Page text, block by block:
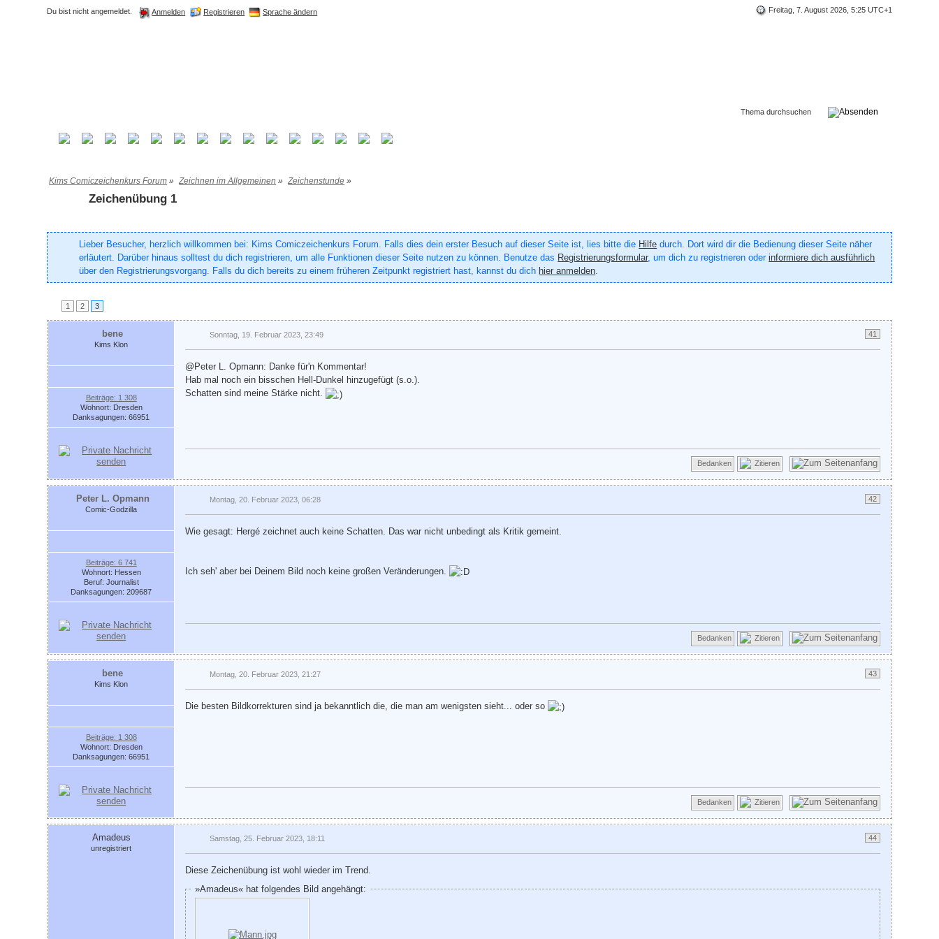
Freitag, 7. August 2026, 5:25 UTC+1
Du bist nicht angemeldet. Anmelden Registrieren Sprache ändern
Kims Comiczeichenkurs Forum » Zeichnen im Allgemeinen » Zeichenstunde »
Zeichenübung 1
Lieber Besucher, herzlich willkommen bei: Kims Comiczeichenkurs Forum. Falls dies dein erster Besuch auf dieser Seite ist, lies bitte die Hilfe durch. Dort wird dir die Bedienung dieser Seite näher
erläutert. Darüber hinaus solltest du dich registrieren, um alle Funktionen dieser Seite nutzen zu können. Benutze das Registrierungsformular, um dich zu registrieren oderinformiere dich ausführlich
über den Registrierungsvorgang. Falls du dich bereits zu einem früheren Zeitpunkt registriert hast, kannst du dich hier anmelden.
1 2 3
bene
Kims Klon
Beiträge: 1 308
Wohnort: Dresden
Danksagungen: 66951
41
Sonntag, 19. Februar 2023, 23:49
@Peter L. Opmann: Danke für'n Kommentar!
Hab mal noch ein bisschen Hell-Dunkel hinzugefügt (s.o.).
Schatten sind meine Stärke nicht.
Zitieren
Bedanken
Peter L. Opmann
Comic-Godzilla
Beiträge: 6 741
Wohnort: Hessen
Beruf: Journalist
Danksagungen: 209687
42
Montag, 20. Februar 2023, 06:28
Wie gesagt: Hergé zeichnet auch keine Schatten. Das war nicht unbedingt als Kritik gemeint.
Ich seh' aber bei Deinem Bild noch keine großen Veränderungen.
Zitieren
Bedanken
bene
Kims Klon
Beiträge: 1 308
Wohnort: Dresden
Danksagungen: 66951
43
Montag, 20. Februar 2023, 21:27
Die besten Bildkorrekturen sind ja bekanntlich die, die man am wenigsten sieht... oder so
Zitieren
Bedanken
Amadeus
unregistriert
44
Samstag, 25. Februar 2023, 18:11
Diese Zeichenübung ist wohl wieder im Trend.
»Amadeus« hat folgendes Bild angehängt: